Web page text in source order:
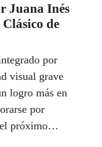
Juana Inés
de
por
visual grave
logro más en
por
próximo